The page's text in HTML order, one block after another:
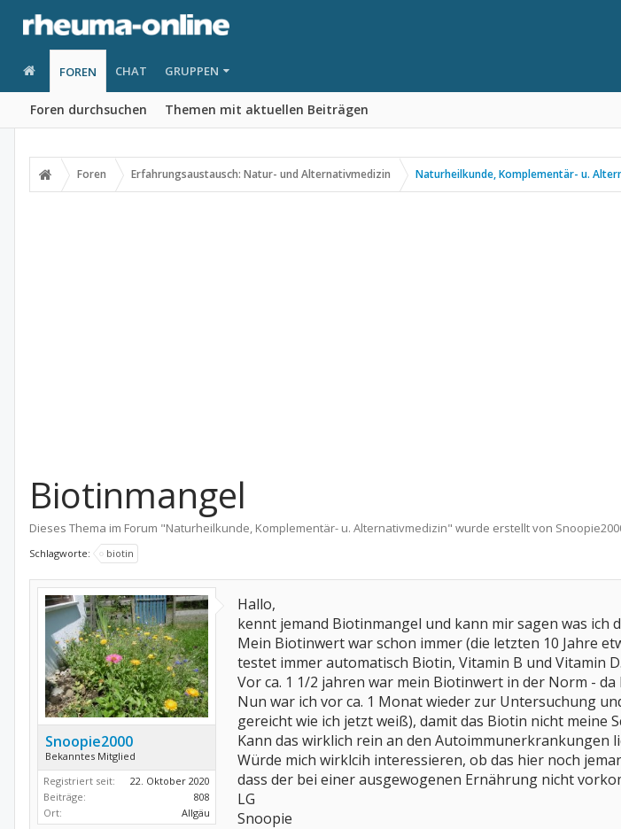
FOREN
Foren durchsuchen Themen mit aktuellen Beiträgen
CHAT GRUPPEN
Foren Erfahrungsaustausch: Natur- und Alternativmedizin Naturheilkunde, Komplementär- u.
Biotinmangel
Dieses Thema im Forum "Naturheilkunde, Komplementär- u. Alternativmedizin" wurde erstellt von
Schlagworte: biotin
Snoopie2000
Bekanntes Mitglied
Registriert seit:
22. Oktober 2020
Beiträge:
808
Ort:
Allgäu
Hallo,
kennt jemand Biotinmangel und kann mir sagen was
Mein Biotinwert war schon immer (die letzten 10 Jahre
testet immer automatisch Biotin, Vitamin B und Vitamin D.
Vor ca. 1 1/2 jahren war mein Biotinwert in der Norm -
Nun war ich vor ca. 1 Monat wieder zur Untersuchung
gereicht wie ich jetzt weiß), damit das Biotin nicht meine
Kann das wirklich rein an den Autoimmunerkrankungen
Würde mich wirklcih interessieren, ob das hier noch
dass der bei einer ausgewogenen Ernährung nicht
LG
Snoopie